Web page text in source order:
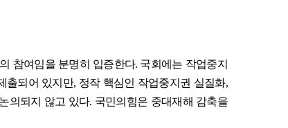
참여임을 분명히 입증한다. 국회에는 작업중지
출되어 있지만, 정작 핵심인 작업중지권 실질화,
의되지 않고 있다. 국민의힘은 중대재해 감축을